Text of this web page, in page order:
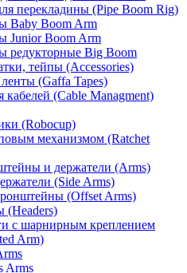
перекладины (Pipe Boom Rig)
Baby Boom Arm
Junior Boom Arm
редукторные Big Boom
тейпы (Accessories)
(Gaffa Tapes)
кабелей (Cable Managment)
(Robocup)
механизмом (Ratchet
и держатели (Arms)
(Side Arms)
(Offset Arms)
(Headers)
с шарнирным креплением
Arm)
Arms